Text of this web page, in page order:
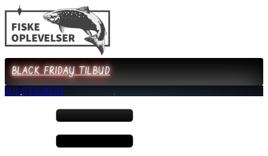
BLACK FRIDAY TILBUD
JULETILBUD